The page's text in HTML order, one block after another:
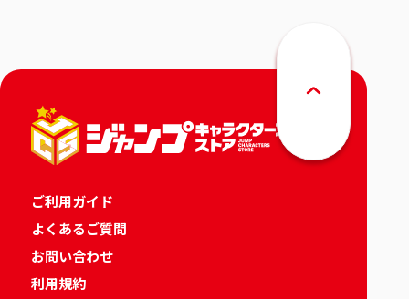
ご利用ガイド
よくあるご質問
お問い合わせ
利用規約